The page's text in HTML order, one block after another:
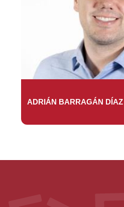
ADRIÁN BARRAGÁN DÍAZ